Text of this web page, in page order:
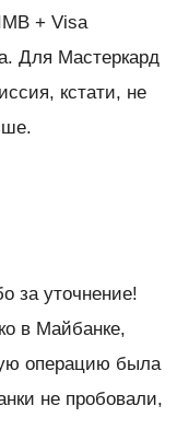
+ Visa
Для Мастеркард
кстати, не
за уточнение!
в Майбанке,
операцию была
не пробовали,